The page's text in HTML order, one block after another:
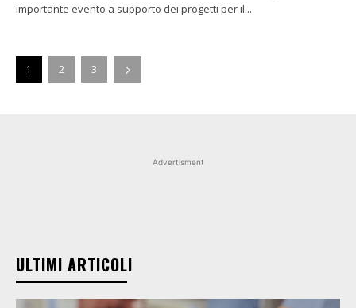
importante evento a supporto dei progetti per il...
1 2 3
Advertisment
ULTIMI ARTICOLI